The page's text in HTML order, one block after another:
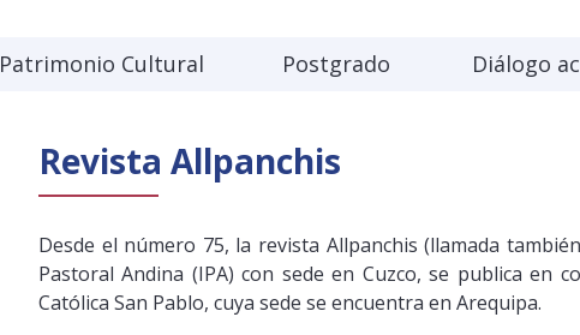
Patrimonio Cultural Postgrado Diálogo
Revista Allpanchis
Desde el número 75, la revista Allpanchis (llamada
Pastoral Andina (IPA) con sede en Cuzco, se publica en
Católica San Pablo, cuya sede se encuentra en Arequipa.